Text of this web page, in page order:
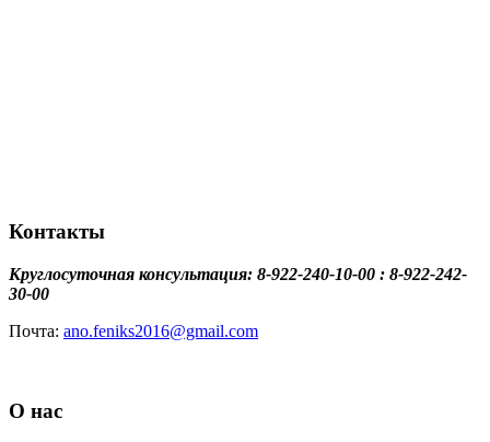
Контакты
Круглосуточная консультация: 8-922-240-10-00 : 8-922-242-
30-00
Почта: ano.feniks2016@gmail.com
О нас